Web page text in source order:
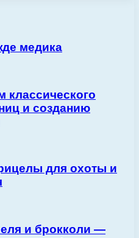
медика
классического
и созданию
для охоты и
и брокколи —